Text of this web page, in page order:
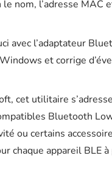
nom, l’adresse MAC
avec l’adaptateur
et corrige
cet utilitaire
Bluetooth
ou certains
chaque appareil BLE